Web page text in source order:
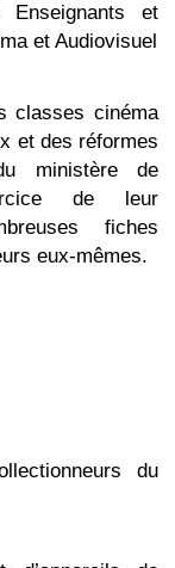
et
et Audiovisuel
classes cinéma
et des réformes
ministère de
de leur
fiches
eux-mêmes.
du